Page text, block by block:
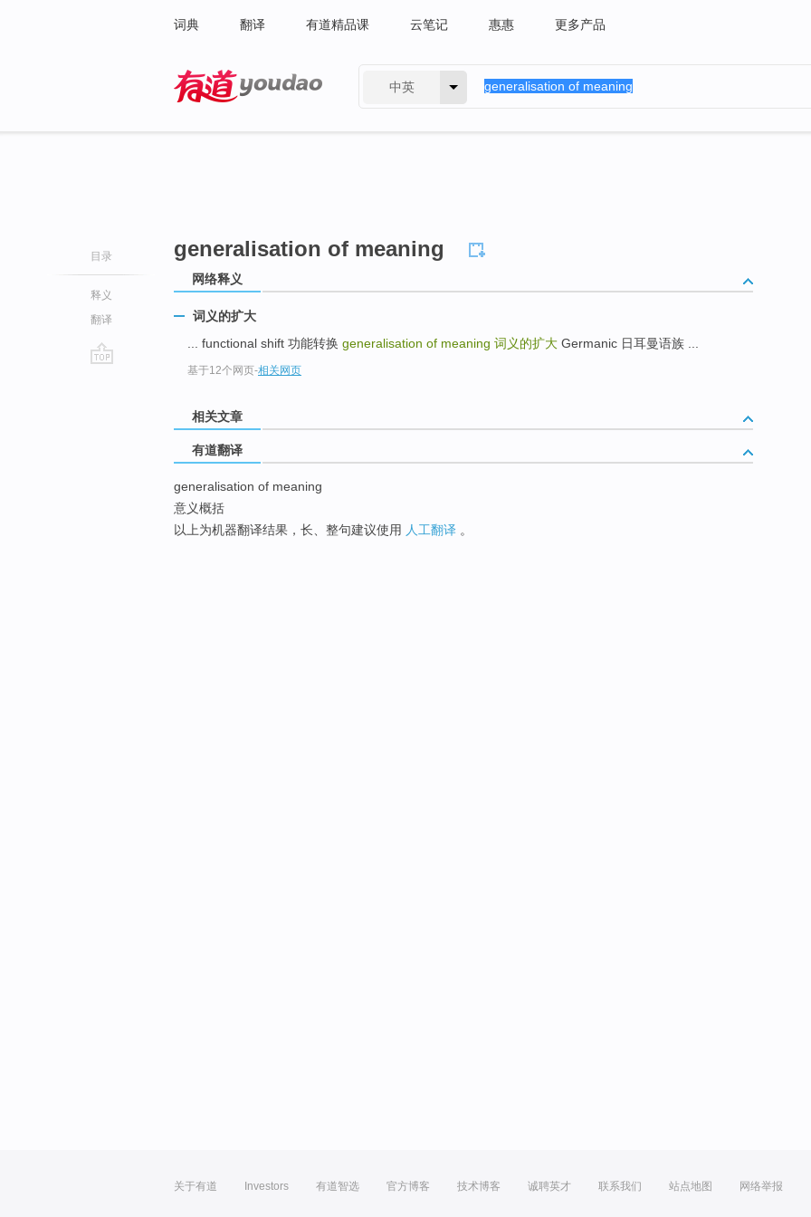
词典 翻译 有道精品课 云笔记 惠惠 更多产品
中英
目录
释义
翻译
generalisation of meaning
网络释义
词义的扩大
... functional shift 功能转换 generalisation of meaning 词义的扩大 Germanic 日耳曼语族 ...
基于12个网页-相关网页
相关文章
有道翻译
generalisation of meaning
意义概括
以上为机器翻译结果，长、整句建议使用 人工翻译 。
关于有道 Investors 有道智选 官方博客 技术博客 诚聘英才 联系我们 站点地图 网络举报